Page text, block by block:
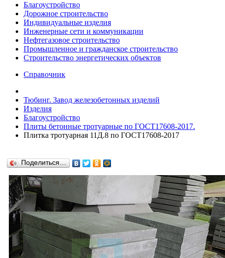
Благоустройство
Дорожное строительство
Индивидуальные изделия
Инженерные сети и коммуникации
Нефтегазовое строительство
Промышленное и гражданское строительство
Строительство энергетических объектов
Справочник
Тюбинг. Завод железобетонных изделий
Изделия
Благоустройство
Плиты бетонные тротуарные по ГОСТ17608-2017.
Плитка тротуарная 11Д.8 по ГОСТ17608-2017
Поделиться…